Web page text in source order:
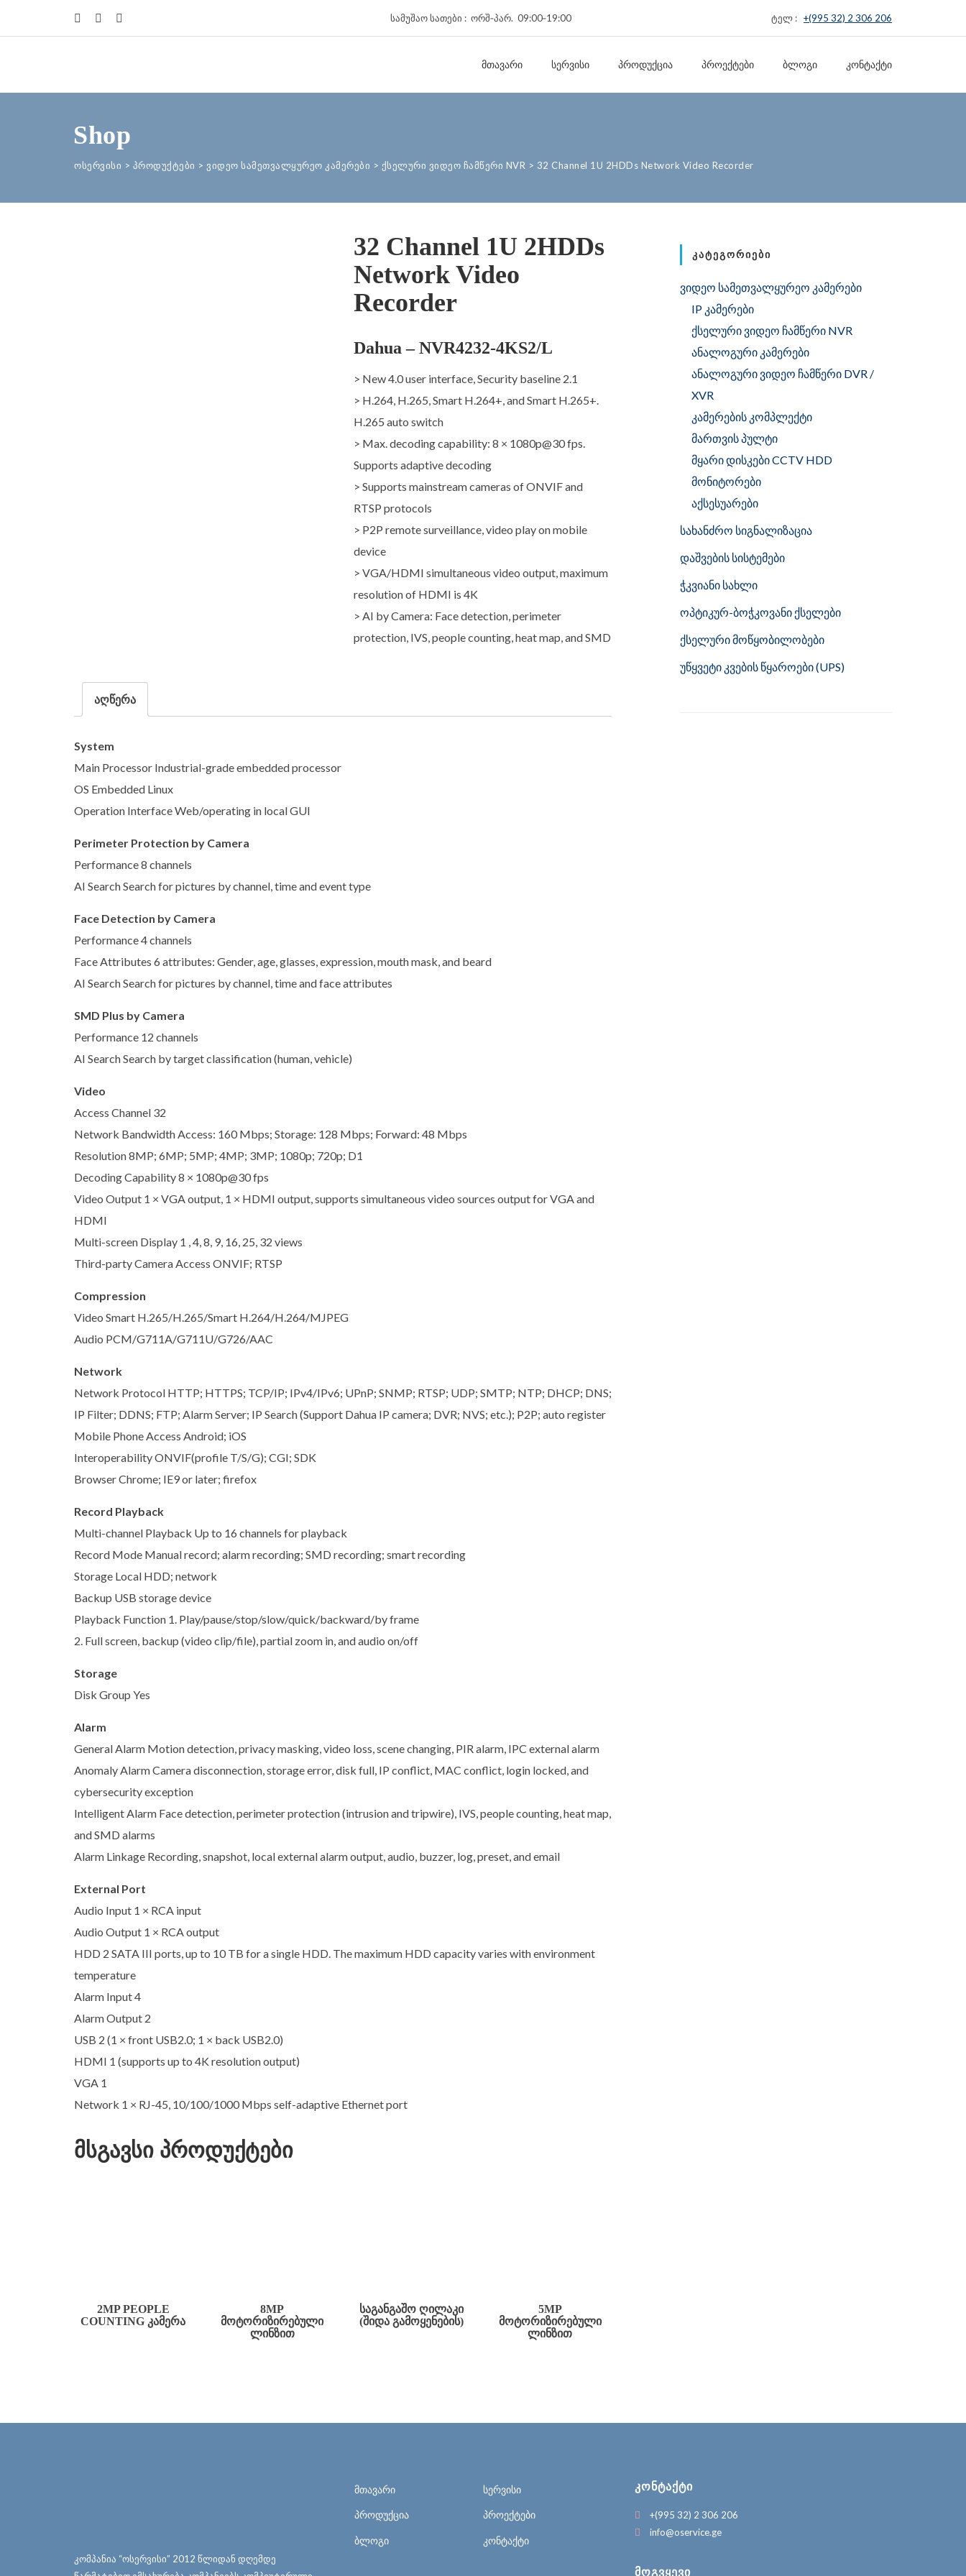
სამუშაო სათები : ორშ‑პარ. 09:00‑19:00 ტელ : +(995 32) 2 306 206
ᲛᲗᲐᲕᲐᲠᲘ ᲡᲔᲠᲕᲘᲡᲘ ᲞᲠᲝᲓᲣᲥᲪᲘᲐ ᲞᲠᲝᲔᲥᲢᲔᲑᲘ ᲑᲚᲝᲒᲘ ᲙᲝᲜᲢᲐᲥᲢᲘ
Shop
ოსერვისი > პროდუქტები > ვიდეო სამეთვალყურეო კამერები > ქსელური ვიდეო ჩამწერი NVR > 32 Channel 1U 2HDDs Network Video Recorder
32 Channel 1U 2HDDs
Network Video
Recorder
Dahua – NVR4232-4KS2/L
> New 4.0 user interface, Security baseline 2.1
> H.264, H.265, Smart H.264+, and Smart H.265+.
H.265 auto switch
> Max. decoding capability: 8 × 1080p@30 fps.
Supports adaptive decoding
> Supports mainstream cameras of ONVIF and
RTSP protocols
> P2P remote surveillance, video play on mobile
device
> VGA/HDMI simultaneous video output, maximum
resolution of HDMI is 4K
> AI by Camera: Face detection, perimeter
protection, IVS, people counting, heat map, and SMD
აღწერა
System
Main Processor Industrial-grade embedded processor
OS Embedded Linux
Operation Interface Web/operating in local GUI
Perimeter Protection by Camera
Performance 8 channels
AI Search Search for pictures by channel, time and event type
Face Detection by Camera
Performance 4 channels
Face Attributes 6 attributes: Gender, age, glasses, expression, mouth mask, and beard
AI Search Search for pictures by channel, time and face attributes
SMD Plus by Camera
Performance 12 channels
AI Search Search by target classification (human, vehicle)
Video
Access Channel 32
Network Bandwidth Access: 160 Mbps; Storage: 128 Mbps; Forward: 48 Mbps
Resolution 8MP; 6MP; 5MP; 4MP; 3MP; 1080p; 720p; D1
Decoding Capability 8 × 1080p@30 fps
Video Output 1 × VGA output, 1 × HDMI output, supports simultaneous video sources output for VGA and
HDMI
Multi-screen Display 1 , 4, 8, 9, 16, 25, 32 views
Third-party Camera Access ONVIF; RTSP
Compression
Video Smart H.265/H.265/Smart H.264/H.264/MJPEG
Audio PCM/G711A/G711U/G726/AAC
Network
Network Protocol HTTP; HTTPS; TCP/IP; IPv4/IPv6; UPnP; SNMP; RTSP; UDP; SMTP; NTP; DHCP; DNS;
IP Filter; DDNS; FTP; Alarm Server; IP Search (Support Dahua IP camera; DVR; NVS; etc.); P2P; auto register
Mobile Phone Access Android; iOS
Interoperability ONVIF(profile T/S/G); CGI; SDK
Browser Chrome; IE9 or later; firefox
Record Playback
Multi-channel Playback Up to 16 channels for playback
Record Mode Manual record; alarm recording; SMD recording; smart recording
Storage Local HDD; network
Backup USB storage device
Playback Function 1. Play/pause/stop/slow/quick/backward/by frame
2. Full screen, backup (video clip/file), partial zoom in, and audio on/off
Storage
Disk Group Yes
Alarm
General Alarm Motion detection, privacy masking, video loss, scene changing, PIR alarm, IPC external alarm
Anomaly Alarm Camera disconnection, storage error, disk full, IP conflict, MAC conflict, login locked, and
cybersecurity exception
Intelligent Alarm Face detection, perimeter protection (intrusion and tripwire), IVS, people counting, heat map,
and SMD alarms
Alarm Linkage Recording, snapshot, local external alarm output, audio, buzzer, log, preset, and email
External Port
Audio Input 1 × RCA input
Audio Output 1 × RCA output
HDD 2 SATA III ports, up to 10 TB for a single HDD. The maximum HDD capacity varies with environment
temperature
Alarm Input 4
Alarm Output 2
USB 2 (1 × front USB2.0; 1 × back USB2.0)
HDMI 1 (supports up to 4K resolution output)
VGA 1
Network 1 × RJ-45, 10/100/1000 Mbps self-adaptive Ethernet port
მსგავსი პროდუქტები
2MP PEOPLE
COUNTING ᲙᲐᲛᲔᲠᲐ
8MP
ᲛᲝᲢᲝᲠᲘᲖᲘᲠᲔᲑᲣᲚᲘ
ᲚᲘᲜᲖᲘᲗ
ᲡᲐᲒᲐᲜᲒᲐᲨᲝ ᲦᲘᲚᲐᲙᲘ
(ᲨᲘᲓᲐ ᲒᲐᲛᲝᲧᲔᲜᲔᲑᲘᲡ)
5MP
ᲛᲝᲢᲝᲠᲘᲖᲘᲠᲔᲑᲣᲚᲘ
ᲚᲘᲜᲖᲘᲗ
ᲙᲐᲢᲔᲒᲝᲠᲘᲔᲑᲘ
ვიდეო სამეთვალყურეო კამერები
IP კამერები
ქსელური ვიდეო ჩამწერი NVR
ანალოგური კამერები
ანალოგური ვიდეო ჩამწერი DVR /
XVR
კამერების კომპლექტი
მართვის პულტი
მყარი დისკები CCTV HDD
მონიტორები
აქსესუარები
სახანძრო სიგნალიზაცია
დაშვების სისტემები
ჭკვიანი სახლი
ოპტიკურ-ბოჭკოვანი ქსელები
ქსელური მოწყობილობები
უწყვეტი კვების წყაროები (UPS)
კომპანია “ოსერვისი” 2012 წლიდან დღემდე
მთავარი სერვისი
პროდუქცია პროექტები
ბლოგი კონტაქტი
ᲙᲝᲜᲢᲐᲥᲢᲘ
+(995 32) 2 306 206
info@oservice.ge
ᲛᲝᲒᲕᲧᲔᲕᲘ